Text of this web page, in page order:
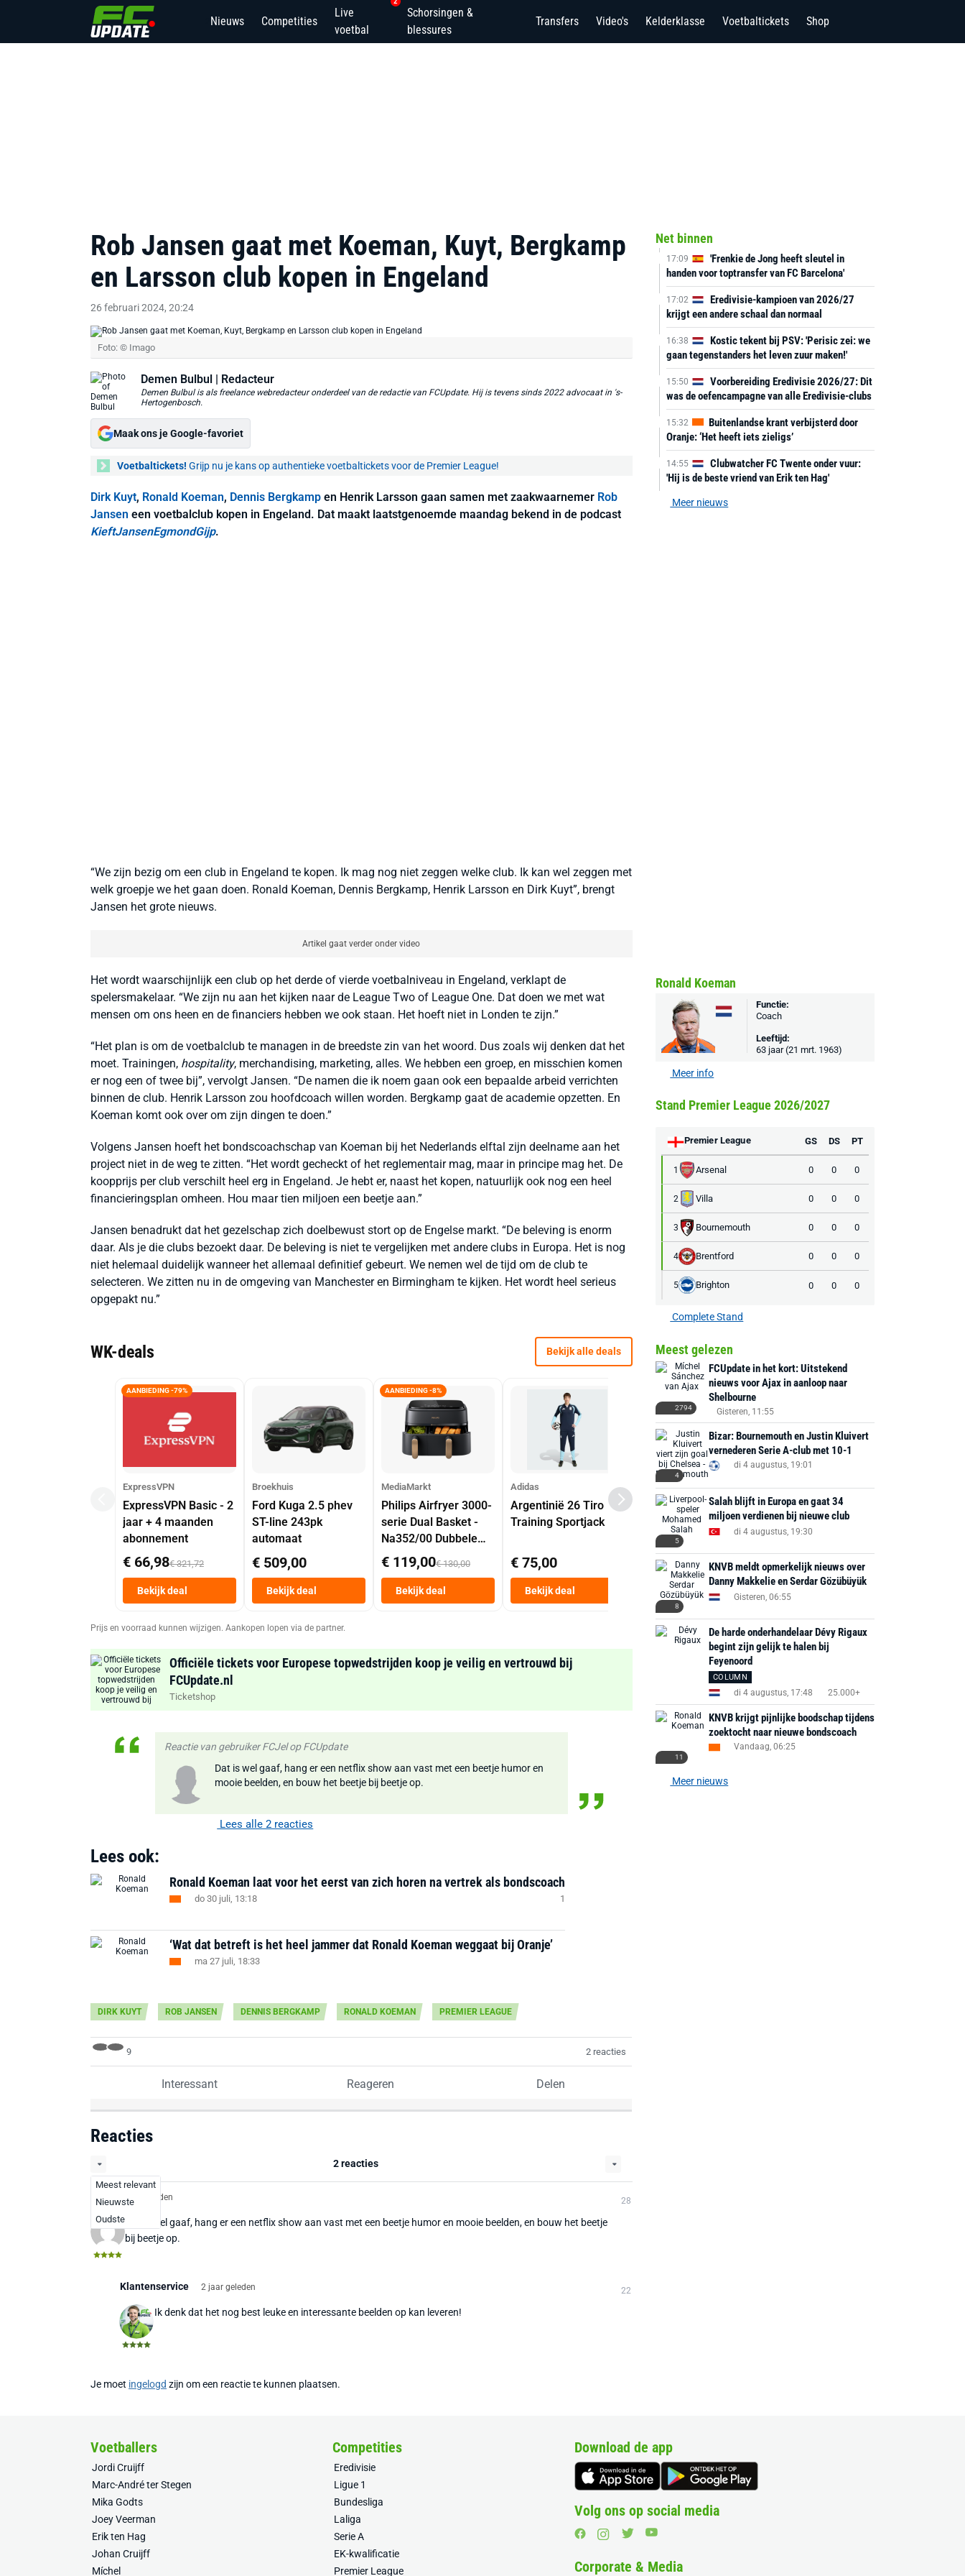
Nieuws Competities
Live
voetbal
Schorsingen &
blessures
Transfers Video's Kelderklasse Voetbaltickets Shop
Rob Jansen gaat met Koeman, Kuyt, Bergkamp
en Larsson club kopen in Engeland
26 februari 2024, 20:24
Foto: © Imago
Demen Bulbul | Redacteur
Demen Bulbul is als freelance webredacteur onderdeel van de redactie van FCUpdate. Hij is tevens sinds 2022 advocaat in 's-
Hertogenbosch.
Maak ons je Google-favoriet
Voetbaltickets! Grijp nu je kans op authentieke voetbaltickets voor de Premier League!
Dirk Kuyt, Ronald Koeman, Dennis Bergkamp en Henrik Larsson gaan samen met zaakwaarnemer Rob
Jansen een voetbalclub kopen in Engeland. Dat maakt laatstgenoemde maandag bekend in de podcast
KieftJansenEgmondGijp.
“We zijn bezig om een club in Engeland te kopen. Ik mag nog niet zeggen welke club. Ik kan wel zeggen met
welk groepje we het gaan doen. Ronald Koeman, Dennis Bergkamp, Henrik Larsson en Dirk Kuyt”, brengt
Jansen het grote nieuws.
Artikel gaat verder onder video
Het wordt waarschijnlijk een club op het derde of vierde voetbalniveau in Engeland, verklapt de
spelersmakelaar. “We zijn nu aan het kijken naar de League Two of League One. Dat doen we met wat
mensen om ons heen en de financiers hebben we ook staan. Het hoeft niet in Londen te zijn.”
“Het plan is om de voetbalclub te managen in de breedste zin van het woord. Dus zoals wij denken dat het
moet. Trainingen, hospitality, merchandising, marketing, alles. We hebben een groep, en misschien komen
er nog een of twee bij”, vervolgt Jansen. “De namen die ik noem gaan ook een bepaalde arbeid verrichten
binnen de club. Henrik Larsson zou hoofdcoach willen worden. Bergkamp gaat de academie opzetten. En
Koeman komt ook over om zijn dingen te doen.”
Volgens Jansen hoeft het bondscoachschap van Koeman bij het Nederlands elftal zijn deelname aan het
project niet in de weg te zitten. “Het wordt gecheckt of het reglementair mag, maar in principe mag het. De
koopprijs per club verschilt heel erg in Engeland. Je hebt er, naast het kopen, natuurlijk ook nog een heel
financieringsplan omheen. Hou maar tien miljoen een beetje aan.”
Jansen benadrukt dat het gezelschap zich doelbewust stort op de Engelse markt. “De beleving is enorm
daar. Als je die clubs bezoekt daar. De beleving is niet te vergelijken met andere clubs in Europa. Het is nog
niet helemaal duidelijk wanneer het allemaal definitief gebeurt. We nemen wel de tijd om de club te
selecteren. We zitten nu in de omgeving van Manchester en Birmingham te kijken. Het wordt heel serieus
opgepakt nu.”
WK-deals Bekijk alle deals
AANBIEDING -79%
ExpressVPN
ExpressVPN Basic - 2
jaar + 4 maanden
abonnement
€ 66,98€ 321,72
Bekijk deal
Broekhuis
Ford Kuga 2.5 phev
ST-line 243pk
automaat
€ 509,00
Bekijk deal
AANBIEDING -8%
MediaMarkt
Philips Airfryer 3000-
serie Dual Basket -
Na352/00 Dubbele
Mand 9 L Tot 6
Personen
Heteluchtfriteuse
Zwart
€ 119,00€ 130,00
Bekijk deal
Adidas
Argentinië 26 Tiro
Training Sportjack
€ 75,00
Bekijk deal
MediaMarkt
EA Sports FC 26 -
PlayStation 5
€ 29,99
Bekijk deal
AANBIEDING -40%
Adidas
F50 Messi Elite Firm
Ground Boots Kids
€ 78,00€ 130,00
Prijs en voorraad kunnen wijzigen. Aankopen lopen via de partner.
Officiële tickets voor Europese topwedstrijden koop je veilig en vertrouwd bij
FCUpdate.nl
Ticketshop
Reactie van gebruiker FCJel op FCUpdate
Dat is wel gaaf, hang er een netflix show aan vast met een beetje humor en
mooie beelden, en bouw het beetje bij beetje op.
Lees alle 2 reacties
Lees ook:
Ronald Koeman laat voor het eerst van zich horen na vertrek als bondscoach
do 30 juli, 13:18 1
‘Wat dat betreft is het heel jammer dat Ronald Koeman weggaat bij Oranje’
ma 27 juli, 18:33
DIRK KUYT ROB JANSEN DENNIS BERGKAMP RONALD KOEMAN PREMIER LEAGUE
9 2 reacties
Interessant Reageren Delen
Reacties
Meest relevant
Nieuwste
Oudste
2 reacties
FCJel 2 jaar geleden 28
Dat is wel gaaf, hang er een netflix show aan vast met een beetje humor en mooie beelden, en bouw het beetje
bij beetje op.
Klantenservice 2 jaar geleden 22
Ik denk dat het nog best leuke en interessante beelden op kan leveren!
Je moet ingelogd zijn om een reactie te kunnen plaatsen.
Net binnen
17:09
'Frenkie de Jong heeft sleutel in
handen voor toptransfer van FC Barcelona'
17:02
Eredivisie-kampioen van 2026/27
krijgt een andere schaal dan normaal
16:38
Kostic tekent bij PSV: 'Perisic zei: we
gaan tegenstanders het leven zuur maken!'
15:50
Voorbereiding Eredivisie 2026/27: Dit
was de oefencampagne van alle Eredivisie-clubs
15:32
Buitenlandse krant verbijsterd door
Oranje: ‘Het heeft iets zieligs’
14:55
Clubwatcher FC Twente onder vuur:
'Hij is de beste vriend van Erik ten Hag'
Meer nieuws
Ronald Koeman
Functie:
Coach
Leeftijd:
63 jaar (21 mrt. 1963)
Meer info
Stand Premier League 2026/2027
Premier League GS DS PT
1 Arsenal 0 0 0
2 Villa 0 0 0
3 Bournemouth 0 0 0
4 Brentford 0 0 0
5 Brighton 0 0 0
Complete Stand
Meest gelezen
2794
FCUpdate in het kort: Uitstekend
nieuws voor Ajax in aanloop naar
Shelbourne
Gisteren, 11:55
4
Bizar: Bournemouth en Justin Kluivert
vernederen Serie A-club met 10-1
di 4 augustus, 19:01
5
Salah blijft in Europa en gaat 34
miljoen verdienen bij nieuwe club
di 4 augustus, 19:30
8
KNVB meldt opmerkelijk nieuws over
Danny Makkelie en Serdar Gözübüyük
Gisteren, 06:55
De harde onderhandelaar Dévy Rigaux
begint zijn gelijk te halen bij
Feyenoord
COLUMN
di 4 augustus, 17:48 25.000+
11
KNVB krijgt pijnlijke boodschap tijdens
zoektocht naar nieuwe bondscoach
Vandaag, 06:25
Meer nieuws
Voetballers
Jordi Cruijff
Marc-André ter Stegen
Mika Godts
Joey Veerman
Erik ten Hag
Johan Cruijff
Míchel
Competities
Eredivisie
Ligue 1
Bundesliga
Laliga
Serie A
EK-kwalificatie
Premier League
Download de app
Volg ons op social media
Corporate & Media